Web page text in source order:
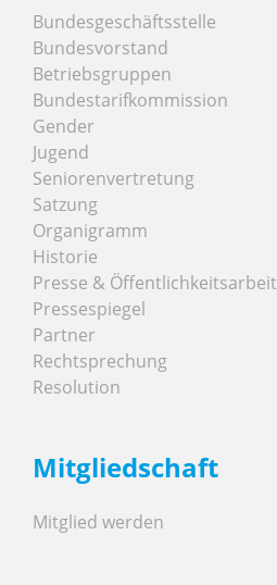
Bundesgeschäftsstelle
Bundesvorstand
Betriebsgruppen
Bundestarifkommission
Gender
Jugend
Seniorenvertretung
Satzung
Organigramm
Historie
Presse & Öffentlichkeitsarbeit
Pressespiegel
Partner
Rechtsprechung
Resolution
Mitgliedschaft
Mitglied werden